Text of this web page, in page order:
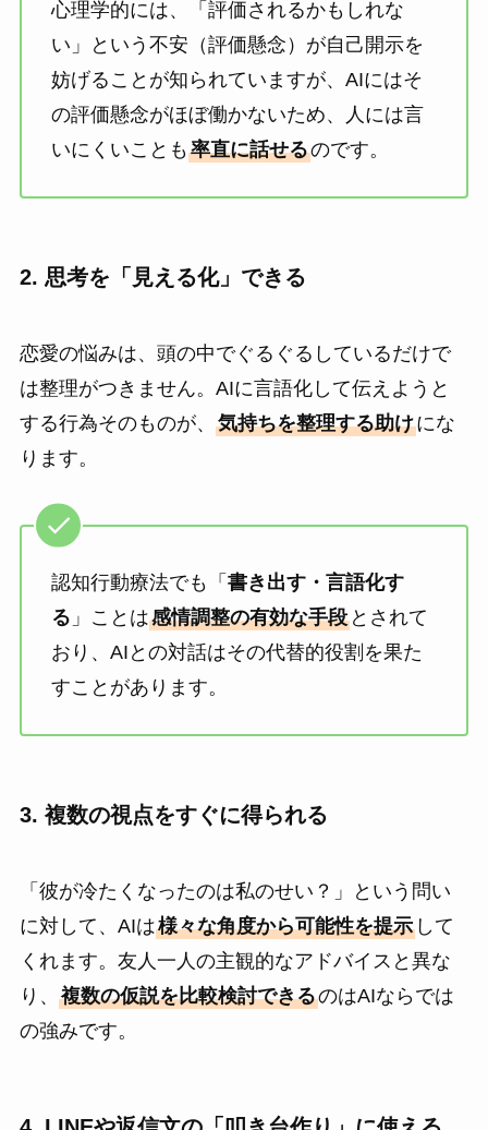
心理学的には、「評価されるかもしれな
い」という不安（評価懸念）が自己開示を
妨げることが知られていますが、AIにはそ
の評価懸念がほぼ働かないため、人には言
いにくいことも 率直に話せるのです。
2. 思考を「見える化」できる
恋愛の悩みは、頭の中でぐるぐるしているだけで
は整理がつきません。AIに言語化して伝えようと
する行為そのものが、 気持ちを整理する助けにな
ります。
認知行動療法でも「 書き出す・言語化す
る 」ことは感情調整の有効な手段とされて
おり、AIとの対話はその代替的役割を果た
すことがあります。
3. 複数の視点をすぐに得られる
「彼が冷たくなったのは私のせい？」という問い
に対して、AIは様々な角度から可能性を提示して
くれます。友人一人の主観的なアドバイスと異な
り、 複数の仮説を比較検討できるのはAIならでは
の強みです。